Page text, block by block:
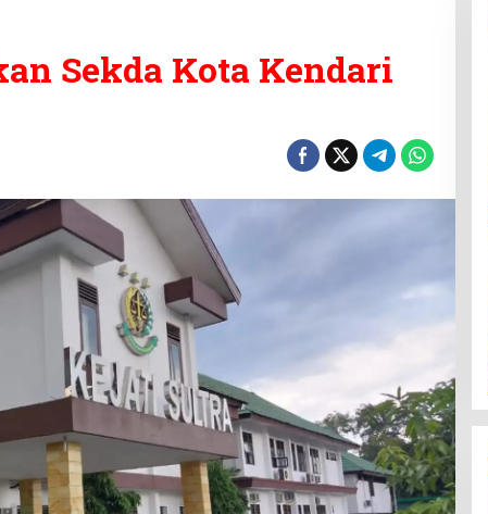
Sekda Kota Kendari